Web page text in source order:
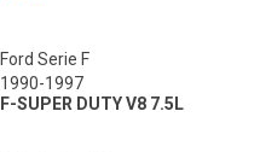
Ford Serie F
1990-1997
F-SUPER DUTY V8 7.5L